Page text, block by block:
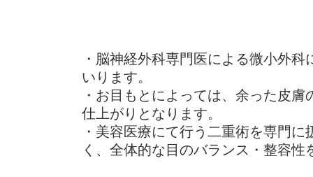
・脳神経外科専門医による微小外
いります。
・お目もとによっては、余った皮
仕上がりとなります。
・美容医療にて行う二重術を専門
く、全体的な目のバランス・整容性